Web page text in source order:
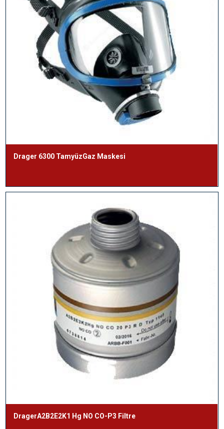
Drager 6300 TamyüzGaz Maskesi
DragerA2B2E2K1 Hg NO CO-P3 Filtre